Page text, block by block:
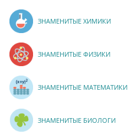
ЗНАМЕНИТЫЕ ХИМИКИ
ЗНАМЕНИТЫЕ ФИЗИКИ
ЗНАМЕНИТЫЕ МАТЕМАТИКИ
ЗНАМЕНИТЫЕ БИОЛОГИ